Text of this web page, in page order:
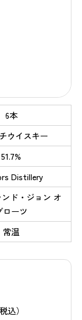
6本
ウイスキー
51.7%
Distillery
ド・ジョン オ
ローツ
常温
税込）